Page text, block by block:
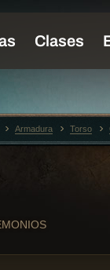
Armadura Torso